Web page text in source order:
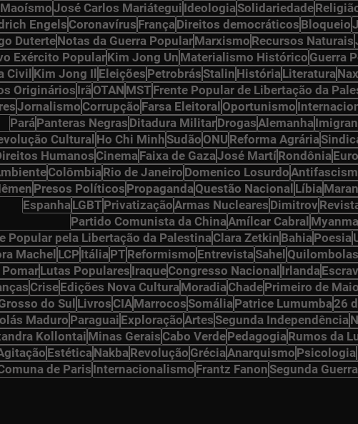
MaoísmoJosé Carlos Mariátegui IdeologiaSolidariedade
Engels Coronavírus FrançaDireitos democráticos Bloqueio
DuterteNotas da Guerra PopularMarxismo Recursos Naturais
Exército PopularKim Jong Un Materialismo Histórico Guerra
Civil Kim Jong Il Eleições PetrobrásStalin HistóriaLiteratura
Originários IrãOTAN MST Frente Popular de Libertação da
Jornalismo Corrupção Farsa Eleitoral Oportunismo
ParáPanteras Negras Ditadura MilitarDrogasAlemanha
Cultural Ho Chi MinhSudão ONU Reforma Agrária
HumanosCinemaFaixa de GazaJosé MartíRondônia
ColômbiaRio de Janeiro Domenico Losurdo
Presos Políticos PropagandaQuestão Nacional Líbia
EspanhaLGBT PrivatizaçãoArmas Nucleares Dimitrov
Partido Comunista da ChinaAmílcar Cabral
Popular pela Libertação da PalestinaClara Zetkin BahiaPoesia
Machel LCPItáliaPT Reformismo EntrevistaSahel Quilombolas
Lutas Populares IraqueCongresso Nacional Irlanda
CriseEdições Nova CulturaMoradiaChadePrimeiro de Maio
do Sul Livros CIAMarrocosSomáliaPatrice Lumumba26
Maduro Paraguai ExploraçãoArtesSegunda Independência
Kollontai Minas Gerais Cabo VerdePedagogiaRumos da
EstéticaNakbaRevolução GréciaAnarquismo Psicologia
de ParisInternacionalismo Frantz FanonSegunda